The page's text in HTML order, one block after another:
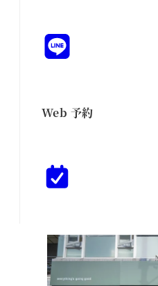
Web 予約